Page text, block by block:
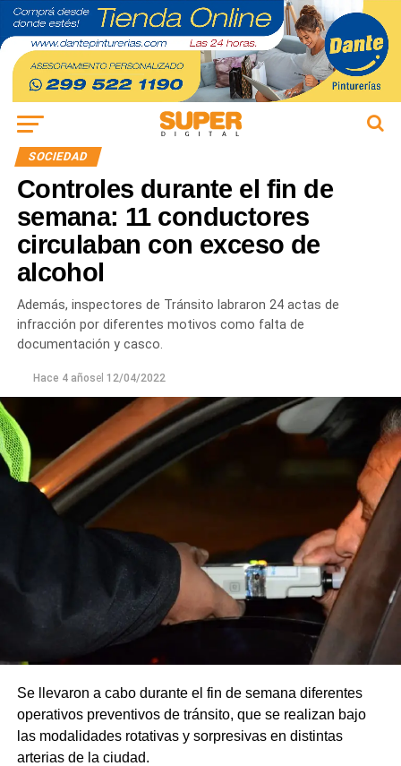
SOCIEDAD
Controles durante el fin de
semana: 11 conductores
circulaban con exceso de
alcohol
Además, inspectores de Tránsito labraron 24 actas de
infracción por diferentes motivos como falta de
documentación y casco.
Hace 4 añosel 12/04/2022
Se llevaron a cabo durante el fin de semana diferentes
operativos preventivos de tránsito, que se realizan bajo
las modalidades rotativas y sorpresivas en distintas
arterias de la ciudad.